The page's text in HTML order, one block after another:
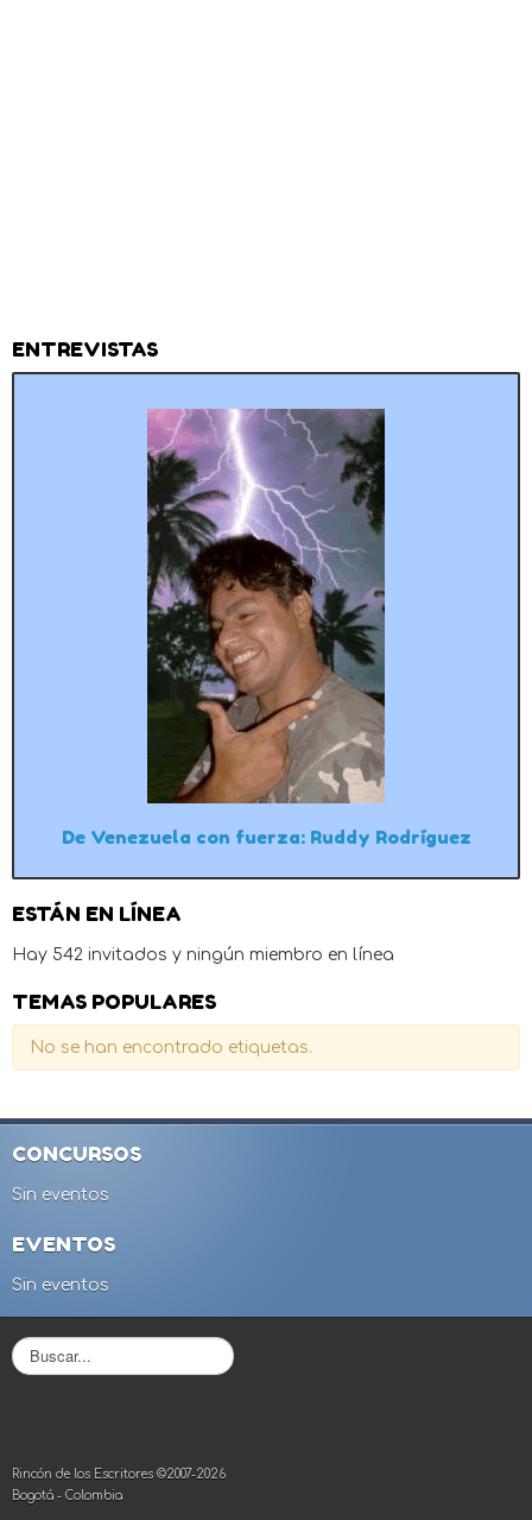
ENTREVISTAS
De Venezuela con fuerza: Ruddy Rodríguez
ESTÁN EN LÍNEA
Hay 542 invitados y ningún miembro en línea
TEMAS POPULARES
No se han encontrado etiquetas.
CONCURSOS
Sin eventos
EVENTOS
Sin eventos
B
u
r
.
Rincón de los Escritores ©2007-2026
Bogotá - Colombia